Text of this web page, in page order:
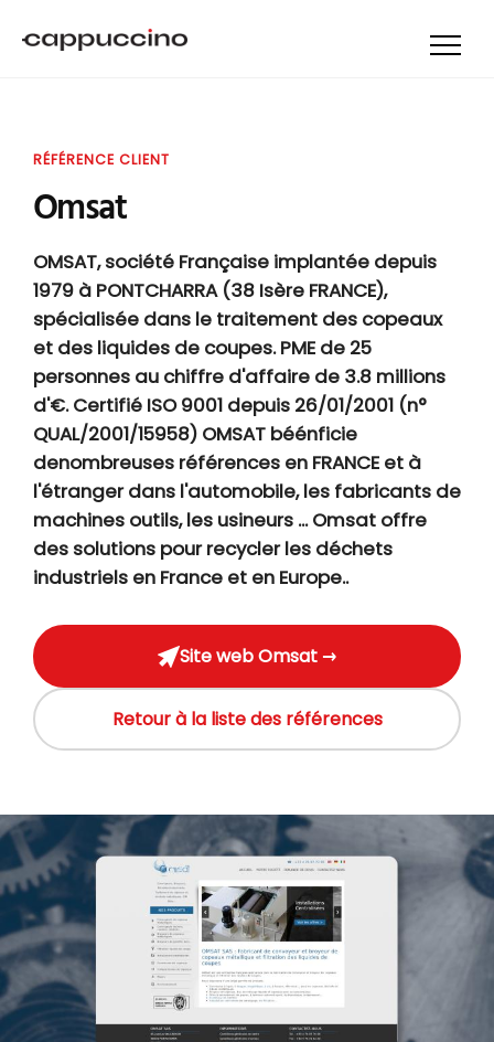
RÉFÉRENCE CLIENT
Omsat
OMSAT, société Française implantée depuis
1979 à PONTCHARRA (38 Isère FRANCE),
spécialisée dans le traitement des copeaux
et des liquides de coupes. PME de 25
personnes au chiffre d'affaire de 3.8 millions
d'€. Certifié ISO 9001 depuis 26/01/2001 (n°
QUAL/2001/15958) OMSAT béénficie
denombreuses références en FRANCE et à
l'étranger dans l'automobile, les fabricants de
machines outils, les usineurs ... Omsat offre
des solutions pour recycler les déchets
industriels en France et en Europe..
Site web Omsat →
Retour à la liste des références